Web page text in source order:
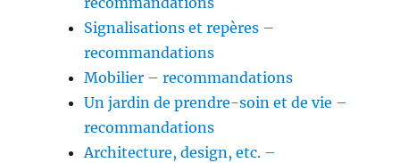
Signalisations et repères –
recommandations
Mobilier – recommandations
Un jardin de prendre-soin et de vie –
recommandations
Architecture, design, etc. –